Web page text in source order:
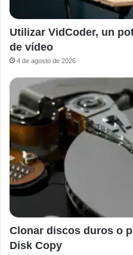
Utilizar VidCoder, un
de vídeo
4 de agosto de 2026
Clonar discos duros o
Disk Copy